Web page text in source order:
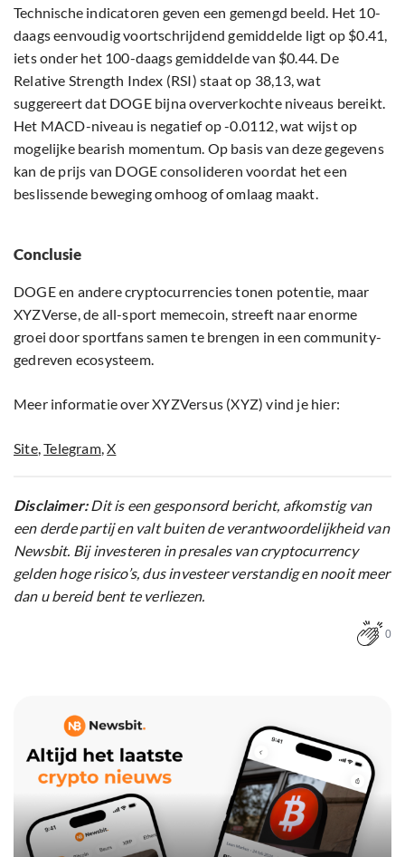
Technische indicatoren geven een gemengd beeld. Het 10-
daags eenvoudig voortschrijdend gemiddelde ligt op $0.41,
iets onder het 100-daags gemiddelde van $0.44. De
Relative Strength Index (RSI) staat op 38,13, wat
suggereert dat DOGE bijna oververkochte niveaus bereikt.
Het MACD-niveau is negatief op -0.0112, wat wijst op
mogelijke bearish momentum. Op basis van deze gegevens
kan de prijs van DOGE consolideren voordat het een
beslissende beweging omhoog of omlaag maakt.
Conclusie
DOGE en andere cryptocurrencies tonen potentie, maar
XYZVerse, de all-sport memecoin, streeft naar enorme
groei door sportfans samen te brengen in een community-
gedreven ecosysteem.
Meer informatie over XYZVersus (XYZ) vind je hier:
Site,Telegram,X
Disclaimer:Dit is een gesponsord bericht, afkomstig van
een derde partij en valt buiten de verantwoordelijkheid van
Newsbit. Bij investeren in presales van cryptocurrency
gelden hoge risico’s, dus investeer verstandig en nooit meer
dan u bereid bent te verliezen.
0